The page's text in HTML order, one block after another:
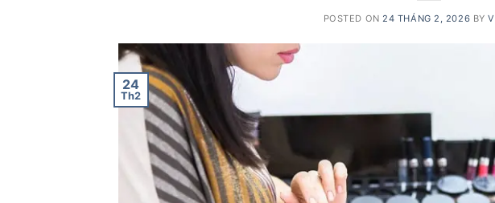
POSTED ON 24 THÁNG 2, 2026 BY
24
Th2